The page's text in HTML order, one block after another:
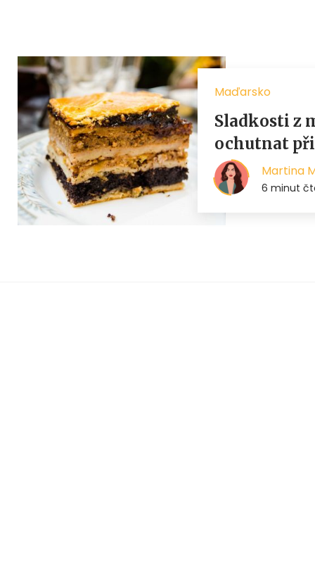
Maďarsko
Sladkosti z
ochutnat při
Martina
6 minut